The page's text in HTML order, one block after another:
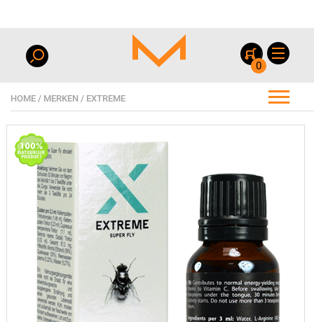
0
HOME / MERKEN / EXTREME